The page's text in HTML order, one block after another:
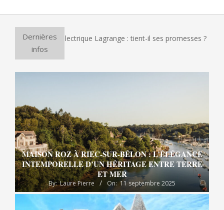
Dernières
infos
à pizza électrique Lagrange : tient-il ses promesses ?
MAISON ROZ À RIEC-SUR-BÉLON : L’ÉLÉGANCE
INTEMPORELLE D’UN HÉRITAGE ENTRE TERRE
ET MER
By: Laure Pierre On: 11 septembre 2025